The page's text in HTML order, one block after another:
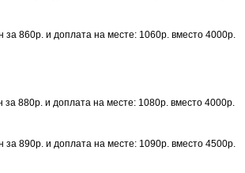
за 860р. и доплата на месте: 1060р. вместо 4000р.
за 880р. и доплата на месте: 1080р. вместо 4000р.
за 890р. и доплата на месте: 1090р. вместо 4500р.